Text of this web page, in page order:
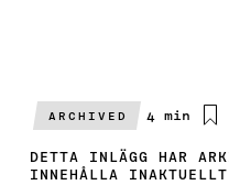
ARCHIVED
Beräknad
4 min
DETTA INLÄGG HAR
INNEHÅLLA